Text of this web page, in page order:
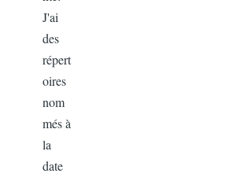
J'ai
des
répert
oires
nom
més à
la
date